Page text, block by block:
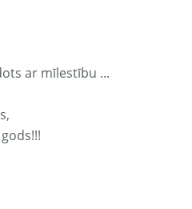
ar mīlestību ...